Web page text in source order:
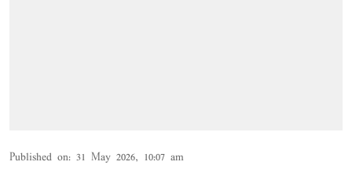
Published on: 31 May 2026, 10:07 am